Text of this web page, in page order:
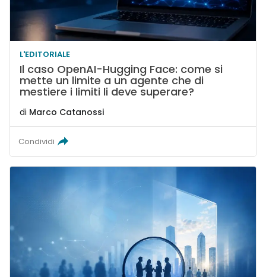
L'EDITORIALE
Il caso OpenAI-Hugging Face: come si
mette un limite a un agente che di
mestiere i limiti li deve superare?
di Marco Catanossi
Condividi